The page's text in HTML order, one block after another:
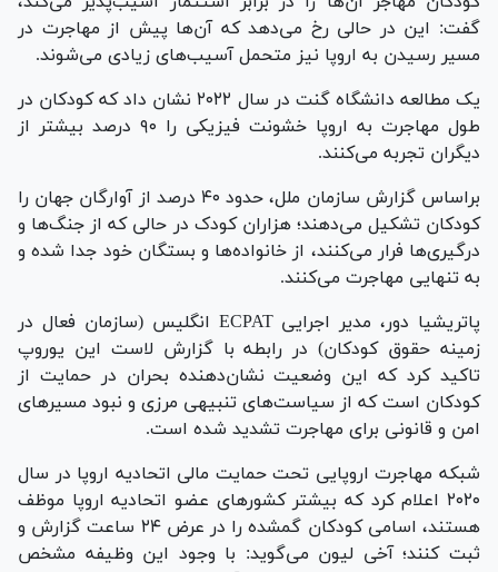
گفت: این در حالی رخ می‌دهد که آن‌ها پیش از مهاجرت در
مسیر رسیدن به اروپا نیز متحمل آسیب‌های زیادی می‌شوند.
یک مطالعه دانشگاه گنت در سال ۲۰۲۲ نشان داد که کودکان در
طول مهاجرت به اروپا خشونت فیزیکی را ۹۰ درصد بیشتر از
دیگران تجربه می‌کنند.
براساس گزارش سازمان ملل، حدود ۴۰ درصد از آوارگان جهان را
کودکان تشکیل می‌دهند؛ هزاران کودک در حالی که از جنگ‌ها و
درگیری‌ها فرار می‌کنند، از خانواده‌ها و بستگان خود جدا شده و
به تنهایی مهاجرت می‌کنند.
پاتریشیا دور، مدیر اجرایی ECPAT انگلیس (سازمان فعال در
زمینه حقوق کودکان) در رابطه با گزارش لاست این یوروپ
تاکید کرد که این وضعیت نشان‌دهنده بحران در حمایت از
کودکان است که از سیاست‌های تنبیهی مرزی و نبود مسیرهای
امن و قانونی برای مهاجرت تشدید شده است.
شبکه مهاجرت اروپایی تحت حمایت مالی اتحادیه اروپا در سال
۲۰۲۰ اعلام کرد که بیشتر کشور‌های عضو اتحادیه اروپا موظف
هستند، اسامی کودکان گمشده را در عرض ۲۴ ساعت گزارش و
ثبت کنند؛ آخی لیون می‌گوید: با وجود این وظیفه مشخص